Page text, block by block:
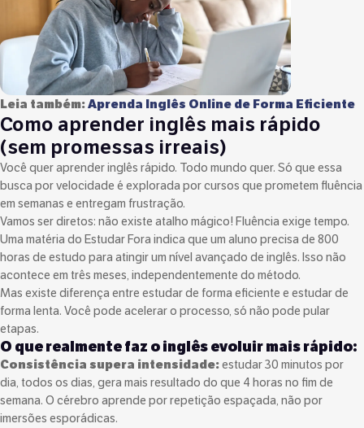
Leia também:Aprenda Inglês Online de Forma Eficiente
Como aprender inglês mais rápido
(sem promessas irreais)
Você quer aprender inglês rápido. Todo mundo quer. Só que essa
busca por velocidade é explorada por cursos que prometem fluência
em semanas e entregam frustração.
Vamos ser diretos: não existe atalho mágico! Fluência exige tempo.
Uma matéria do Estudar Fora indica que um aluno precisa de 800
horas de estudo para atingir um nível avançado de inglês. Isso não
acontece em três meses, independentemente do método.
Mas existe diferença entre estudar de forma eficiente e estudar de
forma lenta. Você pode acelerar o processo, só não pode pular
etapas.
O que realmente faz o inglês evoluir mais rápido:
Consistência supera intensidade:estudar 30 minutos por
dia, todos os dias, gera mais resultado do que 4 horas no fim de
semana. O cérebro aprende por repetição espaçada, não por
imersões esporádicas.